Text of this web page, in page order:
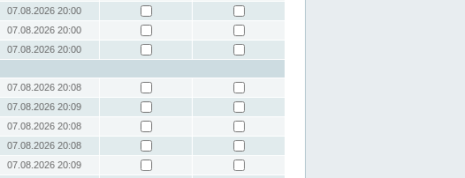
07.08.2026 20:00
07.08.2026 20:00
07.08.2026 20:00
07.08.2026 20:08
07.08.2026 20:09
07.08.2026 20:08
07.08.2026 20:08
07.08.2026 20:09